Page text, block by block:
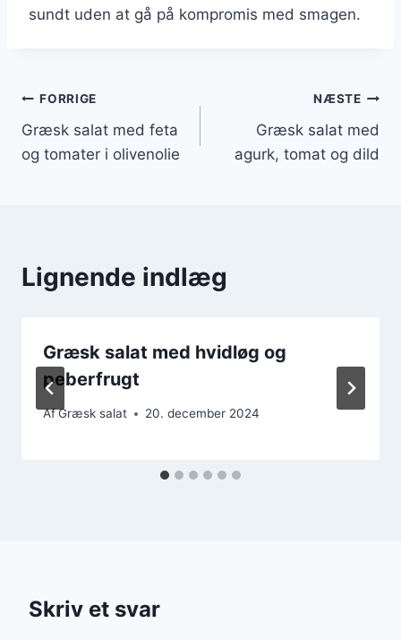
sundt uden at gå på kompromis med smagen.
Indlægsnavigation
FORRIGE
Græsk salat med feta
og tomater i olivenolie
NÆSTE
Græsk salat med
agurk, tomat og dild
Lignende indlæg
Græsk salat med hvidløg og
peberfrugt
AfGræsk salat 20. december 2024
Skriv et svar